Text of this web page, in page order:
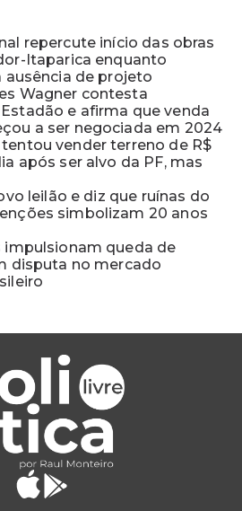
repercute início das obras
Itaparica enquanto
de projeto
Wagner contesta
e afirma que venda
a ser negociada em 2024
vender terreno de R$
após ser alvo da PF, mas
leilão e diz que ruínas do
simbolizam 20 anos
impulsionam queda de
disputa no mercado